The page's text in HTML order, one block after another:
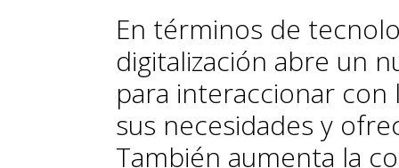
En términos de
digitalización abre un
para interaccionar
sus necesidades y
También aumenta la